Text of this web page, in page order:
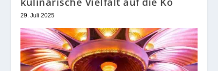
29. Juli 2025